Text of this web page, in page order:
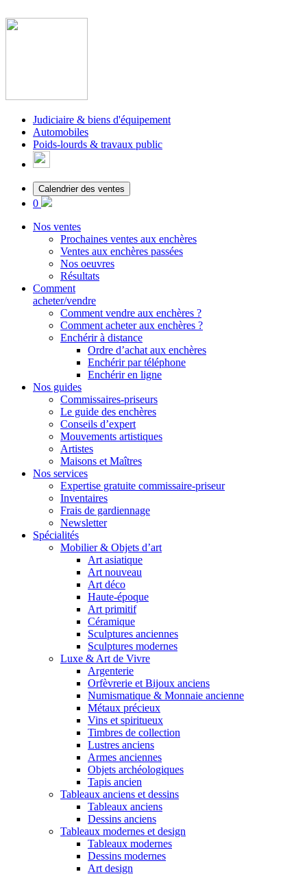
Judiciaire & biens d'équipement
Automobiles
Poids-lourds & travaux public
Calendrier des ventes
0
Nos ventes
Prochaines ventes aux enchères
Ventes aux enchères passées
Nos oeuvres
Résultats
Comment
acheter/vendre
Comment vendre aux enchères ?
Comment acheter aux enchères ?
Enchérir à distance
Ordre d’achat aux enchères
Enchérir par téléphone
Enchérir en ligne
Nos guides
Commissaires-priseurs
Le guide des enchères
Conseils d’expert
Mouvements artistiques
Artistes
Maisons et Maîtres
Nos services
Expertise gratuite commissaire-priseur
Inventaires
Frais de gardiennage
Newsletter
Spécialités
Mobilier & Objets d’art
Art asiatique
Art nouveau
Art déco
Haute-époque
Art primitif
Céramique
Sculptures anciennes
Sculptures modernes
Luxe & Art de Vivre
Argenterie
Orfèvrerie et Bijoux anciens
Numismatique & Monnaie ancienne
Métaux précieux
Vins et spiritueux
Timbres de collection
Lustres anciens
Armes anciennes
Objets archéologiques
Tapis ancien
Tableaux anciens et dessins
Tableaux anciens
Dessins anciens
Tableaux modernes et design
Tableaux modernes
Dessins modernes
Art design